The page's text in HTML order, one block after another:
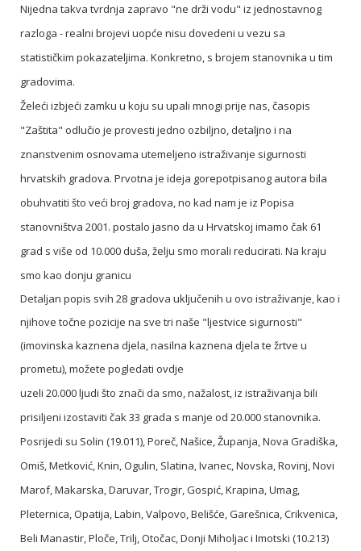
Nijedna takva tvrdnja zapravo "ne drži vodu" iz jednostavnog
razloga - realni brojevi uopće nisu dovedeni u vezu sa
statističkim pokazateljima. Konkretno, s brojem stanovnika u tim
gradovima.
Želeći izbjeći zamku u koju su upali mnogi prije nas, časopis
"Zaštita" odlučio je provesti jedno ozbiljno, detaljno i na
znanstvenim osnovama utemeljeno istraživanje sigurnosti
hrvatskih gradova. Prvotna je ideja gorepotpisanog autora bila
obuhvatiti što veći broj gradova, no kad nam je iz Popisa
stanovništva 2001. postalo jasno da u Hrvatskoj imamo čak 61
grad s više od 10.000 duša, želju smo morali reducirati. Na kraju
smo kao donju granicu
Detaljan popis svih 28 gradova uključenih u ovo istraživanje, kao i
njihove točne pozicije na sve tri naše "ljestvice sigurnosti"
(imovinska kaznena djela, nasilna kaznena djela te žrtve u
prometu), možete pogledati ovdje
uzeli 20.000 ljudi što znači da smo, nažalost, iz istraživanja bili
prisiljeni izostaviti čak 33 grada s manje od 20.000 stanovnika.
Posrijedi su Solin (19.011), Poreč, Našice, Županja, Nova Gradiška,
Omiš, Metković, Knin, Ogulin, Slatina, Ivanec, Novska, Rovinj, Novi
Marof, Makarska, Daruvar, Trogir, Gospić, Krapina, Umag,
Pleternica, Opatija, Labin, Valpovo, Belišće, Garešnica, Crikvenica,
Beli Manastir, Ploče, Trilj, Otočac, Donji Miholjac i Imotski (10.213)